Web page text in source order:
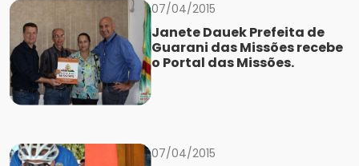
07/04/2015
Janete Dauek Prefeita de
Guarani das Missões recebe
o Portal das Missões.
07/04/2015